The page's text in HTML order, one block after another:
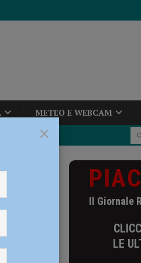
METEO E WEBCAM
15
Il Giornale
LE
×